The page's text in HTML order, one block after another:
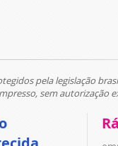
pela legislação
sem autorização